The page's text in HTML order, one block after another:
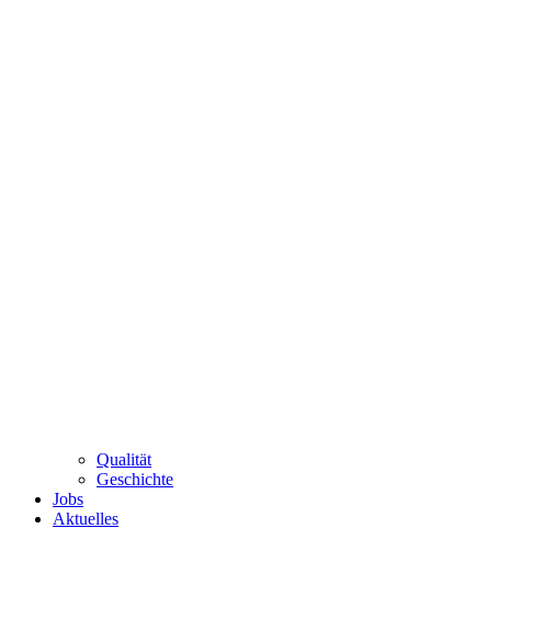
Qualität
Geschichte
Jobs
Aktuelles